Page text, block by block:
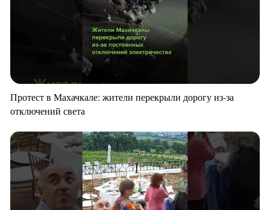
Протест в Махачкале: жители перекрыли дорогу из-за
отключений света